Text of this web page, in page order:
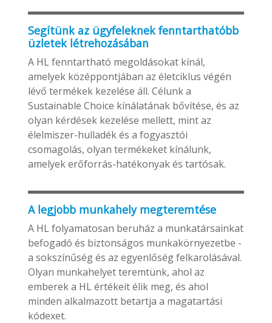
Segítünk az ügyfeleknek fenntarthatóbb
üzletek létrehozásában
A HL fenntartható megoldásokat kínál,
amelyek középpontjában az életciklus végén
lévő termékek kezelése áll. Célunk a
Sustainable Choice kínálatának bővítése, és az
olyan kérdések kezelése mellett, mint az
élelmiszer-hulladék és a fogyasztói
csomagolás, olyan termékeket kínálunk,
amelyek erőforrás-hatékonyak és tartósak.
A legjobb munkahely megteremtése
A HL folyamatosan beruház a munkatársainkat
befogadó és biztonságos munkakörnyezetbe -
a sokszínűség és az egyenlőség felkarolásával.
Olyan munkahelyet teremtünk, ahol az
emberek a HL értékeit élik meg, és ahol
minden alkalmazott betartja a magatartási
kódexet.